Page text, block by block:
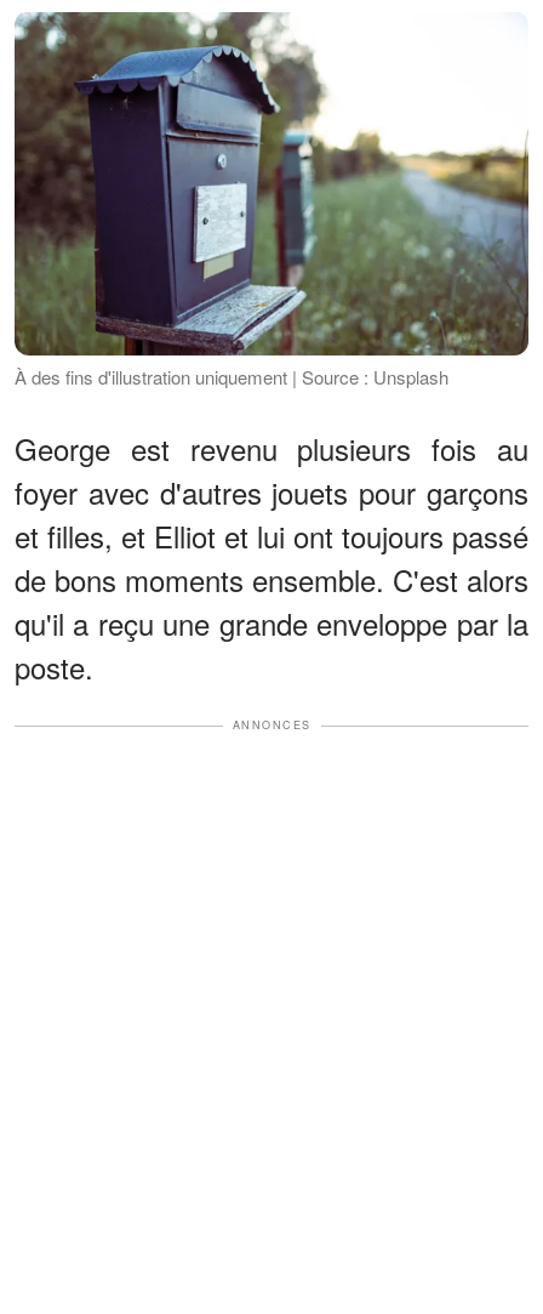
À des fins d'illustration uniquement | Source : Unsplash
George est revenu plusieurs fois au
foyer avec d'autres jouets pour garçons
et filles, et Elliot et lui ont toujours passé
de bons moments ensemble. C'est alors
qu'il a reçu une grande enveloppe par la
poste.
ANNONCES